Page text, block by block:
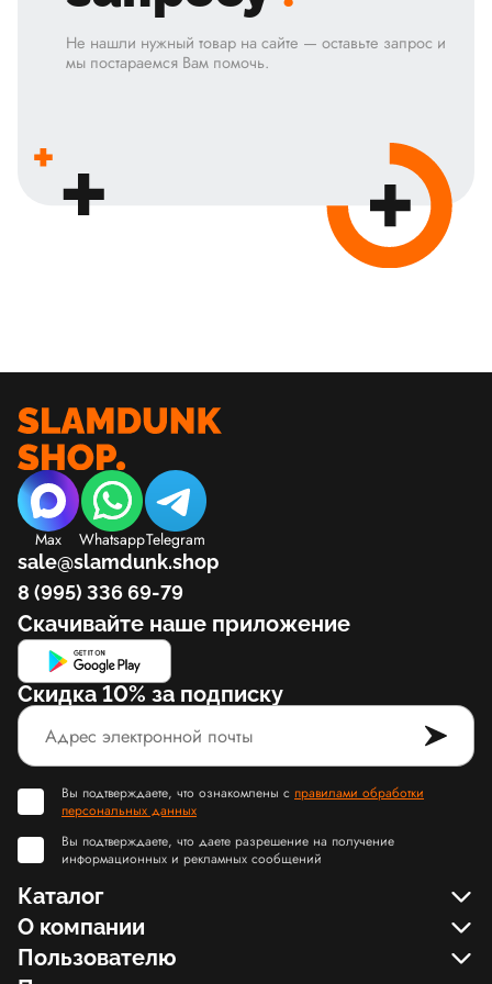
Не нашли нужный товар на сайте — оставьте запрос и
мы постараемся Вам помочь.
Max WhatsappTelegram
sale@slamdunk.shop
8 (995) 336 69-79
Скачивайте наше приложение
Скидка 10% за подписку
Вы подтверждаете, что ознакомлены с правилами обработки
персональных данных
Вы подтверждаете, что даете разрешение на получение
информационных и рекламных сообщений
Каталог
О компании
Пользователю